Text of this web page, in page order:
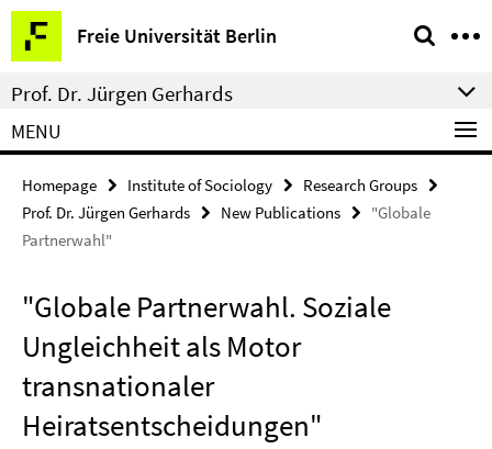
Springe
direkt
zu
Inhalt
Freie Universität Berlin
Service
Navigation
Prof. Dr. Jürgen Gerhards
MENU
Homepage Institute of Sociology
Research Groups
Prof. Dr. Jürgen Gerhards
New Publications
"Globale
Partnerwahl"
"Globale Partnerwahl. Soziale
Ungleichheit als Motor
transnationaler
Heiratsentscheidungen"